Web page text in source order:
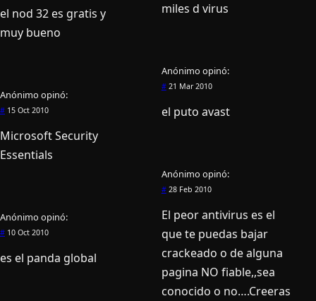
el nod 32 es gratis y
muy bueno
Anónimo opinó:
# 15 Oct 2010
Microsoft Security
Essentials
Anónimo opinó:
# 10 Oct 2010
es el panda global
miles d virus
Anónimo opinó:
#21 Mar 2010
el puto avast
Anónimo opinó:
#28 Feb 2010
El peor antivirus es el
que te puedas bajar
crackeado o de alguna
pagina NO fiable,,sea
conocido o no….Creeras